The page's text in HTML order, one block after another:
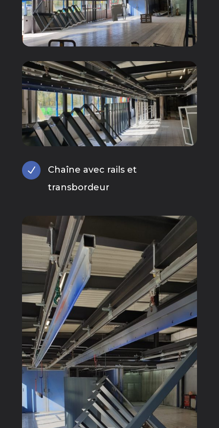
N
Chaîne avec rails et
transbordeur